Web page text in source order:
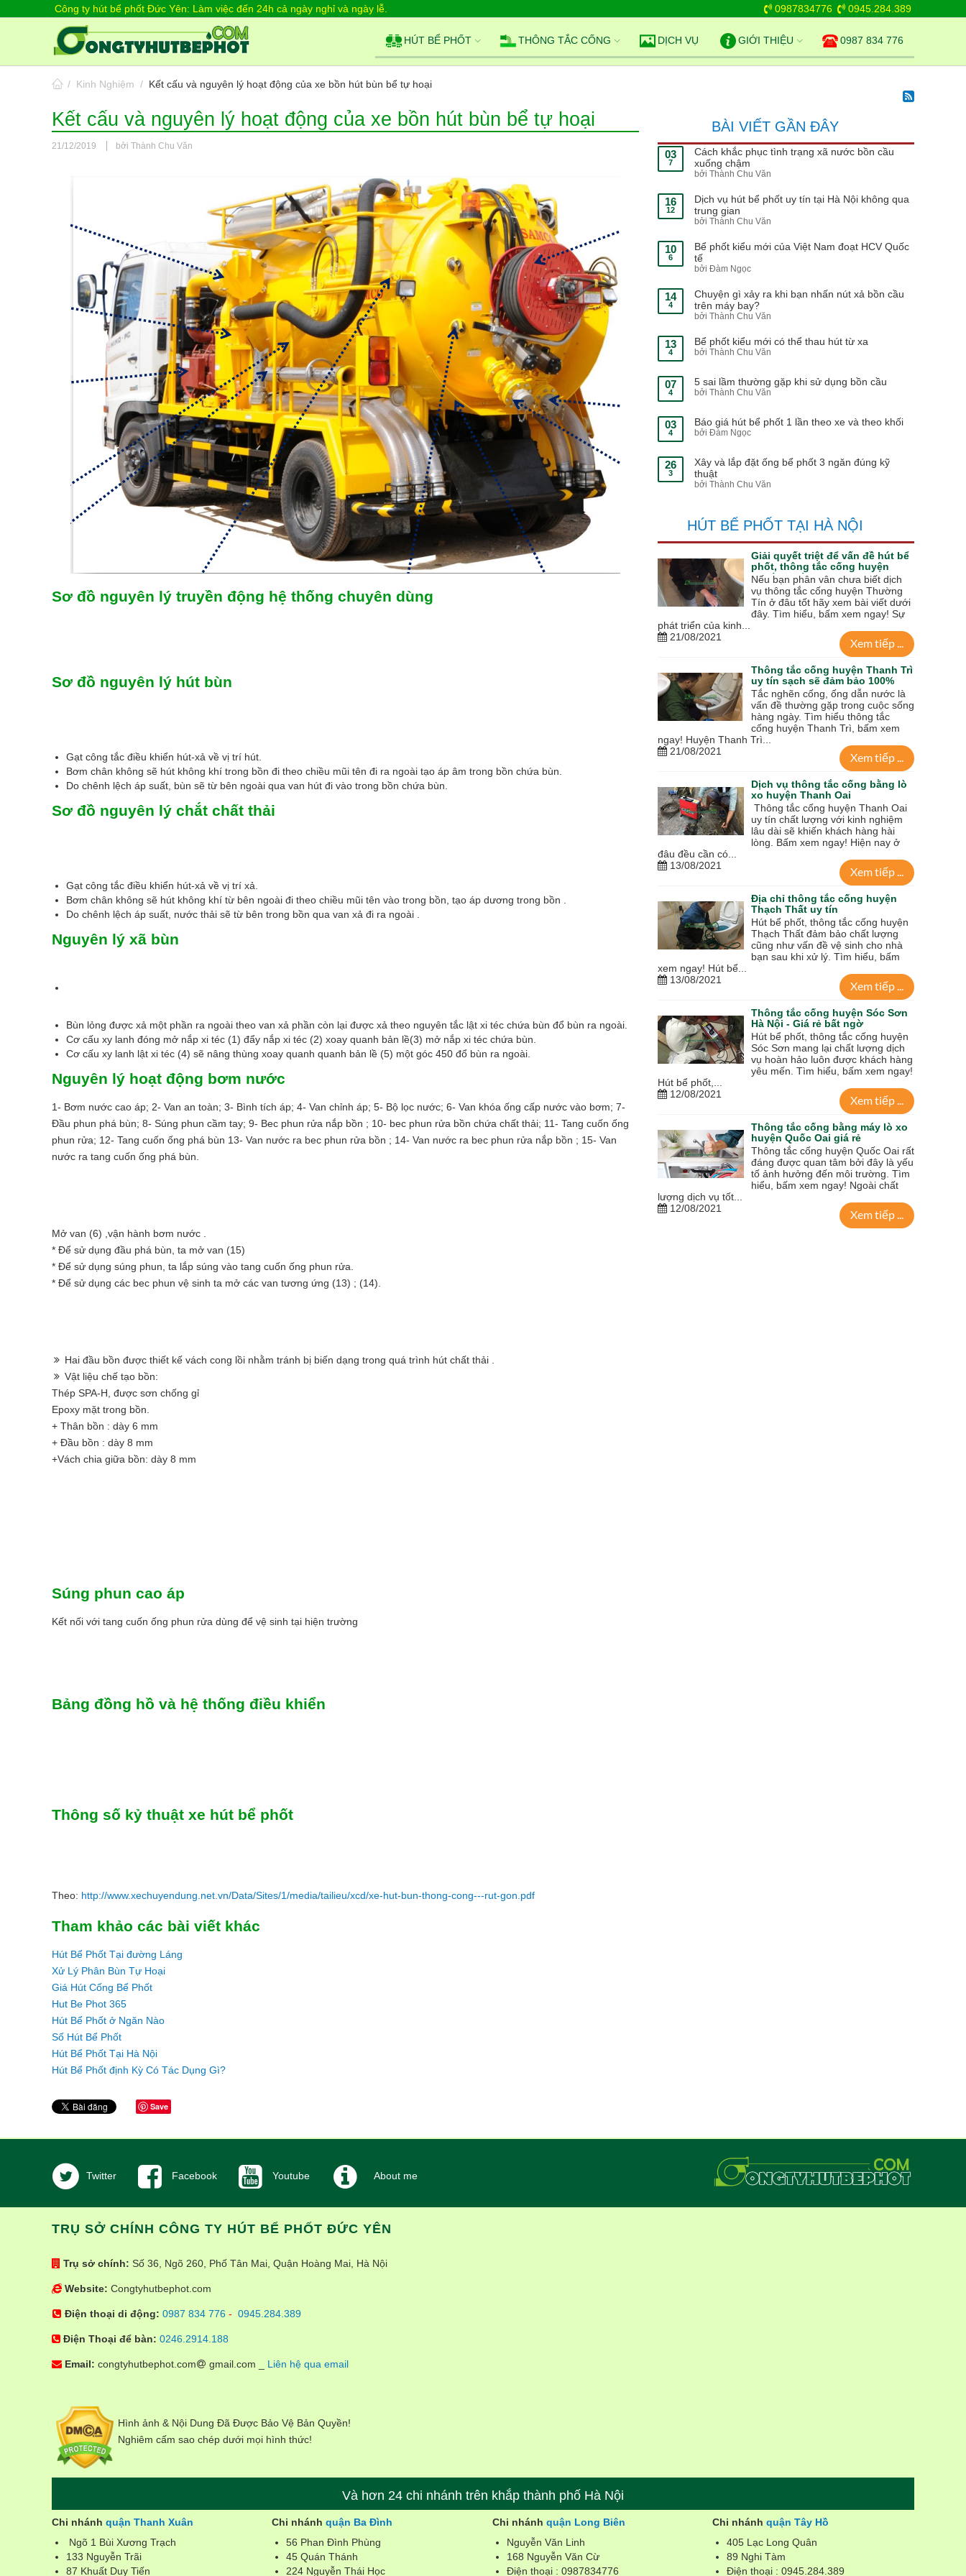
Công ty hút bể phốt Đức Yên: Làm việc đến 24h cả ngày nghỉ và ngày lễ. 0987834776 0945.284.389
0987 834 776
GIỚI THIỆU
DỊCH VỤ
THÔNG TẮC CỐNG
HÚT BỂ PHỐT
/ Kinh Nghiệm / Kết cấu và nguyên lý hoạt động của xe bồn hút bùn bể tự hoại
Kết cấu và nguyên lý hoạt động của xe bồn hút bùn bể tự hoại
21/12/2019 bởi Thành Chu Văn
Sơ đồ nguyên lý truyền động hệ thống chuyên dùng
Sơ đồ nguyên lý hút bùn
Gạt công tắc điều khiển hút-xả về vị trí hút.
Bơm chân không sẽ hút không khí trong bồn đi theo chiều mũi tên đi ra ngoài tạo áp âm trong bồn chứa bùn.
Do chênh lệch áp suất, bùn sẽ từ bên ngoài qua van hút đi vào trong bồn chứa bùn.
Sơ đồ nguyên lý chắt chất thải
Gạt công tắc điều khiển hút-xả về vị trí xả.
Bơm chân không sẽ hút không khí từ bên ngoài đi theo chiều mũi tên vào trong bồn, tạo áp dương trong bồn .
Do chênh lệch áp suất, nước thải sẽ từ bên trong bồn qua van xả đi ra ngoài .
Nguyên lý xã bùn
Bùn lỏng được xả một phần ra ngoài theo van xả phần còn lại được xả theo nguyên tắc lật xi téc chứa bùn đổ bùn ra ngoài.
Cơ cấu xy lanh đóng mở nắp xi téc (1) đẩy nắp xi téc (2) xoay quanh bản lề(3) mở nắp xi téc chứa bùn.
Cơ cấu xy lanh lật xi téc (4) sẽ nâng thùng xoay quanh quanh bản lề (5) một góc 450 đổ bùn ra ngoài.
Nguyên lý hoạt động bơm nước
1- Bơm nước cao áp; 2- Van an toàn; 3- Bình tích áp; 4- Van chỉnh áp; 5- Bộ lọc nước; 6- Van khóa ống cấp nước vào bơm; 7-
Đầu phun phá bùn; 8- Súng phun cầm tay; 9- Bec phun rửa nắp bồn ; 10- bec phun rửa bồn chứa chất thải; 11- Tang cuốn ống
phun rửa; 12- Tang cuốn ống phá bùn 13- Van nước ra bec phun rửa bồn ; 14- Van nước ra bec phun rửa nắp bồn ; 15- Van
nước ra tang cuốn ống phá bùn.
Mở van (6) ,vận hành bơm nước .
* Để sử dụng đầu phá bùn, ta mở van (15)
* Để sử dụng súng phun, ta lắp súng vào tang cuốn ống phun rửa.
* Để sử dụng các bec phun vệ sinh ta mở các van tương ứng (13) ; (14).
Hai đầu bồn được thiết kế vách cong lồi nhằm tránh bị biến dạng trong quá trình hút chất thải .
Vật liệu chế tạo bồn:
Thép SPA-H, được sơn chống gỉ
Epoxy mặt trong bồn.
+ Thân bồn : dày 6 mm
+ Đầu bồn : dày 8 mm
+Vách chia giữa bồn: dày 8 mm
Súng phun cao áp
Kết nối với tang cuốn ống phun rửa dùng để vệ sinh tại hiện trường
Bảng đồng hồ và hệ thống điều khiển
Thông số kỷ thuật xe hút bể phốt
Theo: http://www.xechuyendung.net.vn/Data/Sites/1/media/tailieu/xcd/xe-hut-bun-thong-cong---rut-gon.pdf
Tham khảo các bài viết khác
Hút Bể Phốt Tại đường Láng
Xử Lý Phân Bùn Tự Hoại
Giá Hút Cống Bể Phốt
Hut Be Phot 365
Hút Bể Phốt ở Ngăn Nào
Số Hút Bể Phốt
Hút Bể Phốt Tại Hà Nội
Hút Bể Phốt định Kỳ Có Tác Dụng Gì?
Save
BÀI VIẾT GẦN ĐÂY
03
7
Cách khắc phục tình trạng xã nước bồn cầu
xuống chậm
bởi Thành Chu Văn
16
12
Dịch vụ hút bể phốt uy tín tại Hà Nội không qua
trung gian
bởi Thành Chu Văn
10
6
Bể phốt kiểu mới của Việt Nam đoạt HCV Quốc
tế
bởi Đàm Ngọc
14
4
Chuyện gì xảy ra khi bạn nhấn nút xả bồn cầu
trên máy bay?
bởi Thành Chu Văn
13
4
Bể phốt kiểu mới có thể thau hút từ xa
bởi Thành Chu Văn
07
4
5 sai lầm thường gặp khi sử dụng bồn cầu
bởi Thành Chu Văn
03
4
Báo giá hút bể phốt 1 lần theo xe và theo khối
bởi Đàm Ngọc
26
3
Xây và lắp đặt ống bể phốt 3 ngăn đúng kỹ
thuật
bởi Thành Chu Văn
HÚT BỂ PHỐT TẠI HÀ NỘI
Giải quyết triệt để vấn đề hút bể
phốt, thông tắc cống huyện
Thường Tín
Nếu bạn phân vân chưa biết dịch
vụ thông tắc cống huyện Thường
Tín ở đâu tốt hãy xem bài viết dưới
đây. Tìm hiểu, bấm xem ngay! Sự
phát triển của kinh...
Xem tiếp ...
21/08/2021
Thông tắc cống huyện Thanh Trì
uy tín sạch sẽ đảm bảo 100%
Tắc nghẽn cống, ống dẫn nước là
vấn đề thường gặp trong cuộc sống
hàng ngày. Tìm hiểu thông tắc
cống huyện Thanh Trì, bấm xem
ngay! Huyện Thanh Trì...
Xem tiếp ...
21/08/2021
Dịch vụ thông tắc cống bằng lò
xo huyện Thanh Oai
Thông tắc cống huyện Thanh Oai
uy tín chất lượng với kinh nghiệm
lâu dài sẽ khiến khách hàng hài
lòng. Bấm xem ngay! Hiện nay ở
đâu đều cần có...
Xem tiếp ...
13/08/2021
Địa chỉ thông tắc cống huyện
Thạch Thất uy tín
Hút bể phốt, thông tắc cống huyện
Thạch Thất đảm bảo chất lượng
cũng như vấn đề vệ sinh cho nhà
bạn sau khi xử lý. Tìm hiểu, bấm
xem ngay! Hút bể...
Xem tiếp ...
13/08/2021
Thông tắc cống huyện Sóc Sơn
Hà Nội - Giá rẻ bất ngờ
Hút bể phốt, thông tắc cống huyện
Sóc Sơn mang lại chất lượng dịch
vụ hoàn hảo luôn được khách hàng
yêu mến. Tìm hiểu, bấm xem ngay!
Hút bể phốt,...
Xem tiếp ...
12/08/2021
Thông tắc cống bằng máy lò xo
huyện Quốc Oai giá rẻ
Thông tắc cống huyện Quốc Oai rất
đáng được quan tâm bởi đây là yếu
tố ảnh hưởng đến môi trường. Tìm
hiểu, bấm xem ngay! Ngoài chất
lượng dịch vụ tốt...
Xem tiếp ...
12/08/2021
Twitter Facebook Youtube About me
TRỤ SỞ CHÍNH CÔNG TY HÚT BỂ PHỐT ĐỨC YÊN
Trụ sở chính: Số 36, Ngõ 260, Phố Tân Mai, Quận Hoàng Mai, Hà Nội
Website: Congtyhutbephot.com
Điện thoại di động: 0987 834 776 - 0945.284.389
Điện Thoại để bàn: 0246.2914.188
Email: congtyhutbephot.com gmail.com _ Liên hệ qua email
Hình ảnh & Nội Dung Đã Được Bảo Vệ Bản Quyền!
Nghiêm cấm sao chép dưới mọi hình thức!
Và hơn 24 chi nhánh trên khắp thành phố Hà Nội
Chi nhánh quận Thanh Xuân
Ngõ 1 Bùi Xương Trạch
133 Nguyễn Trãi
87 Khuất Duy Tiến
Chi nhánhquận Ba Đình
56 Phan Đình Phùng
45 Quán Thánh
224 Nguyễn Thái Học
Chi nhánh quận Long Biên
Nguyễn Văn Linh
168 Nguyễn Văn Cừ
Điện thoại : 0987834776
Chi nhánhquận Tây Hồ
405 Lạc Long Quân
89 Nghi Tàm
Điện thoại : 0945.284.389